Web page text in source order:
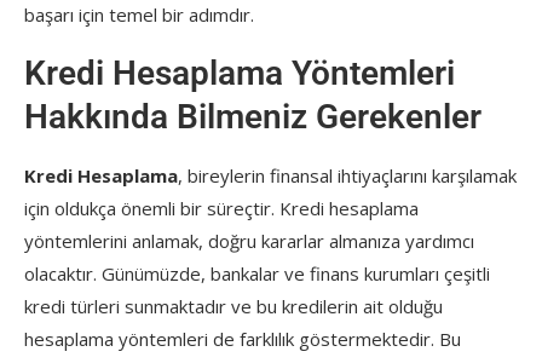
başarı için temel bir adımdır.
Kredi Hesaplama Yöntemleri
Hakkında Bilmeniz Gerekenler
Kredi Hesaplama, bireylerin finansal ihtiyaçlarını karşılamak
için oldukça önemli bir süreçtir. Kredi hesaplama
yöntemlerini anlamak, doğru kararlar almanıza yardımcı
olacaktır. Günümüzde, bankalar ve finans kurumları çeşitli
kredi türleri sunmaktadır ve bu kredilerin ait olduğu
hesaplama yöntemleri de farklılık göstermektedir. Bu